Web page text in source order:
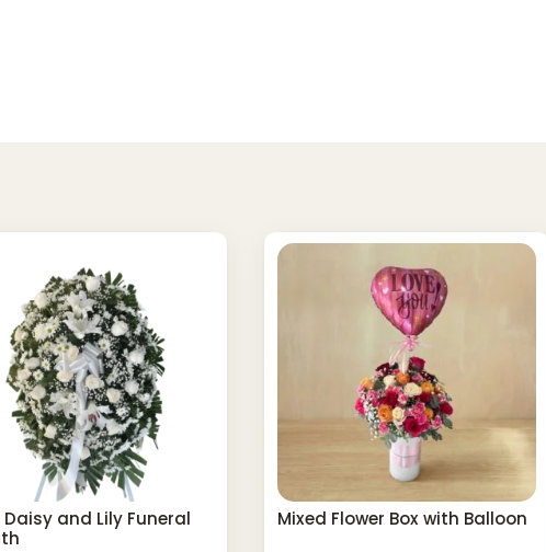
Daisy and Lily Funeral
Mixed Flower Box with Balloon